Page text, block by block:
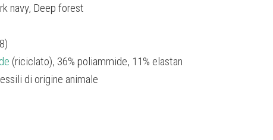
navy, Deep forest
(riciclato), 36% poliammide, 11% elastan
di origine animale